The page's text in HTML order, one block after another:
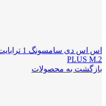
PLUS M.2
بازگشت به محصولات